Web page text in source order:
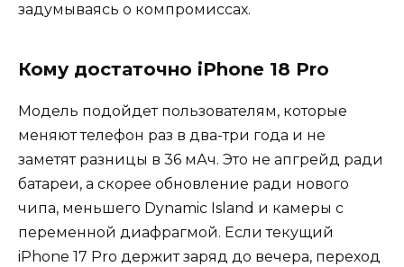
задумываясь о компромиссах.
Кому достаточно iPhone 18 Pro
Модель подойдет пользователям, которые
меняют телефон раз в два-три года и не
заметят разницы в 36 мАч. Это не апгрейд ради
батареи, а скорее обновление ради нового
чипа, меньшего Dynamic Island и камеры с
переменной диафрагмой. Если текущий
iPhone 17 Pro держит заряд до вечера, переход